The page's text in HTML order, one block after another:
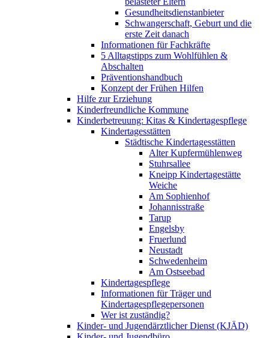
Gesundheitsdienstanbieter
Schwangerschaft, Geburt und die
erste Zeit danach
Informationen für Fachkräfte
5 Alltagstipps zum Wohlfühlen &
Abschalten
Präventionshandbuch
Konzept der Frühen Hilfen
Hilfe zur Erziehung
Kinderfreundliche Kommune
Kinderbetreuung: Kitas & Kindertagespflege
Kindertagesstätten
Städtische Kindertagesstätten
Alter Kupfermühlenweg
Stuhrsallee
Kneipp Kindertagestätte
Weiche
Am Sophienhof
Johannisstraße
Tarup
Engelsby
Fruerlund
Neustadt
Schwedenheim
Am Ostseebad
Kindertagespflege
Informationen für Träger und
Kindertagespflegepersonen
Wer ist zuständig?
Kinder- und Jugendärztlicher Dienst (KJÄD)